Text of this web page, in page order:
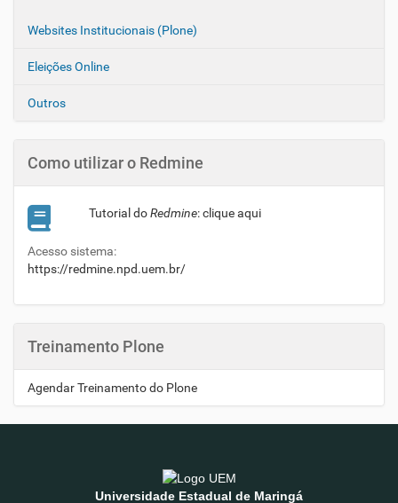
Websites Institucionais (Plone)
Eleições Online
Outros
Como utilizar o Redmine
Tutorial doRedmine: clique aqui
Acesso sistema:
https://redmine.npd.uem.br/
Treinamento Plone
Agendar Treinamento do Plone
Universidade Estadual de Maringá
Aumentar
Inverter cores